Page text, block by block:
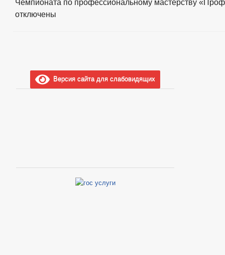
Чемпионата по профессиональному мастерству
отключены
Версия сайта для слабовидящих